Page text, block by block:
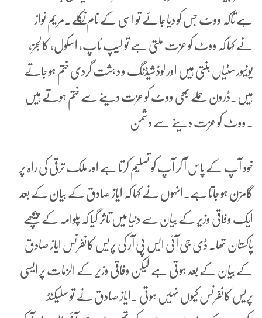
ہے تاکہ ووٹ جس کو دیا جائے تو اسی کے نام نکلے۔مریم نواز
نے کہا کہ ووٹ کو عزت ملتی ہے تو لیپ ٹاپ، اسکول، کالجز،
یونیورسٹیاں بنتی ہیں اور لوڈشیڈنگ و دہشت گردی ختم ہو جاتے
ہیں۔ڈرون حملے بھی ووٹ کو عزت دینے سے ختم ہوتے ہیں
۔ووٹ کو عزت دینے سے دشمن
خود آپ کے پاس آ کر آپ کو تسلیم کرتا ہے اور ملک ترقی کی راہ پر
گامزن ہو جاتا ہے۔انہوں نے کہا کہ ایاز صادق کے بیان کے بعد
ایک وفاقی وزیر کے بیان سے دنیا میں تاثر گیا کہ پلوامہ کے پیچھے
پاکستان تھا۔ ڈی جی آئی ایس پی آر کی پریس کانفرنس ایاز صادق
کے بیان کے بعد ہوتی ہے لیکن وفاقی وزیر کے الزمات پر ایسی
پریس کانفرنس کیوں نہیں ہوتی ۔ایاز صادق نے تو سلیکٹڈ